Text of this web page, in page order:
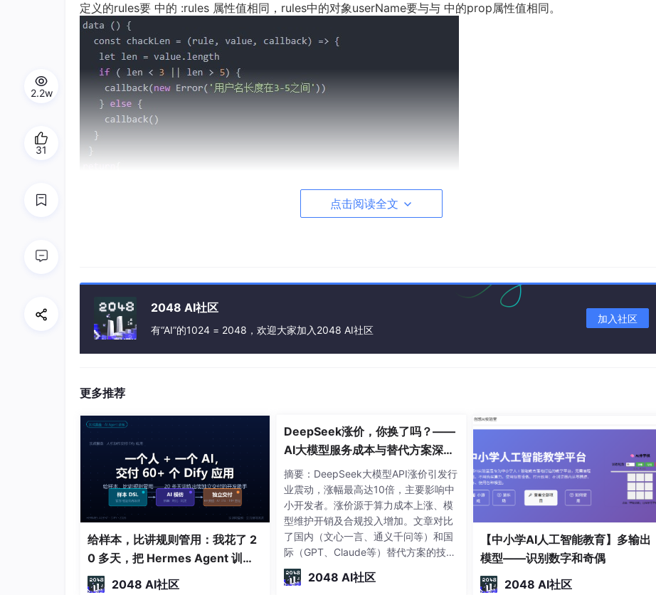
定义的rules要 中的 :rules 属性值相同，rules中的对象userName要与与 中的prop属性值相同。
自定义校验规则
validate是ElementUI封装用于对整个表单进行验证的，参数是一个回调函数。该回调函数在校验结束后被调用，是
{}，其中rule指向当前的规则对象，value是需要进行校验的值，callback是验证之后的执行回调，source是跟value
的值一致的键值对象（可以忽略），options是个额外的配置选项（可选）。所以常见的函数定义如下，校验手机号
码是否正确。
点击阅读全文
2048 AI社区
有“AI”的1024 = 2048，欢迎大家加入2048 AI社区
加入社区
更多推荐
给样本，比讲规则管用：我花了 2
0 多天，把 Hermes Agent 训练
成能独立交付的 Dify 开发助手
2048 AI社区
DeepSeek涨价，你换了吗？——
AI大模型服务成本与替代方案深度
分析
摘要：DeepSeek大模型API涨价引发行
业震动，涨幅最高达10倍，主要影响中
小开发者。涨价源于算力成本上涨、模
型维护开销及合规投入增加。文章对比
了国内（文心一言、通义千问等）和国
际（GPT、Claude等）替代方案的技术
特点与价格，并分析了开源模型自部署
的可行性。建议开发者从单一供应商依
2048 AI社区
【中小学AI人工智能教育】多输出
模型——识别数字和奇偶
2048 AI社区
2.2w
31